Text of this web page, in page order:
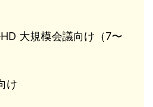
大規模会議向け（7〜
け